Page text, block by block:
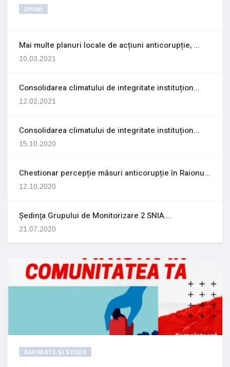
OPINII
Mai multe planuri locale de acțiuni anticorupție, ...
10.03.2021
Consolidarea climatului de integritate instituțion...
12.02.2021
Consolidarea climatului de integritate instituțion...
15.10.2020
Chestionar percepție măsuri anticorupție în Raionu...
12.10.2020
Ședinţa Grupului de Monitorizare 2 SNIA...
21.07.2020
RAPOARTE ȘI STUDII